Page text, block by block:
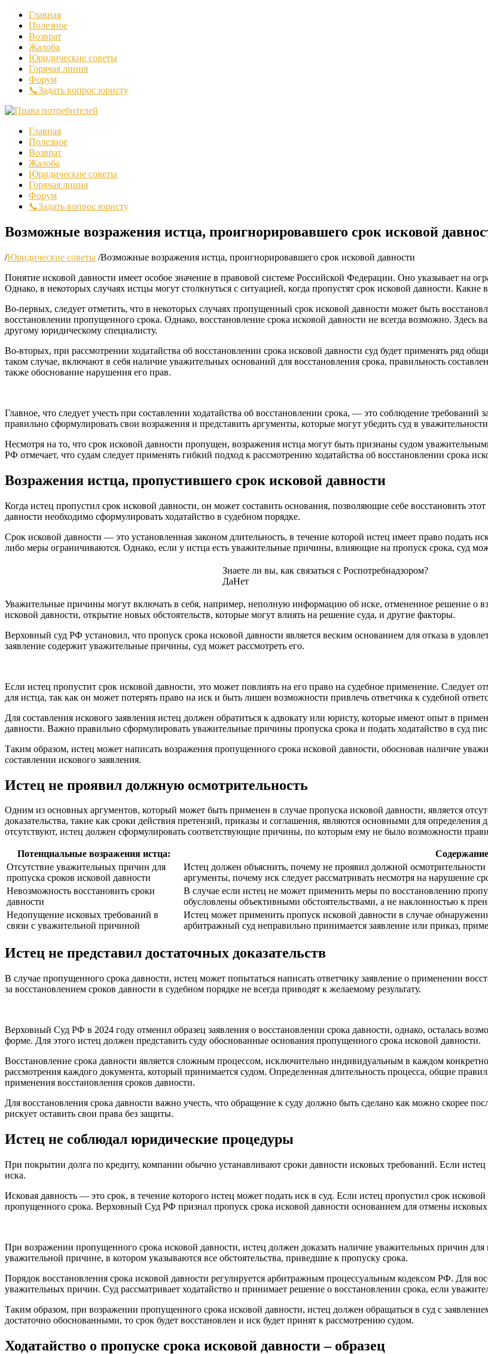
Главная
Полезное
Возврат
Жалоба
Юридические советы
Горячая линия
Форум
📞Задать вопрос юристу
Главная
Полезное
Возврат
Жалоба
Юридические советы
Горячая линия
Форум
📞Задать вопрос юристу
Возможные возражения истца, проигнорировавшего срок исковой
/Юридические советы /Возможные возражения истца, проигнорировавшего срок исковой давности
Понятие исковой давности имеет особое значение в правовой системе Российской Федерации. Оно указывает на
Однако, в некоторых случаях истцы могут столкнуться с ситуацией, когда пропустят срок исковой давности.
Во-первых, следует отметить, что в некоторых случаях пропущенный срок исковой давности может быть
восстановлении пропущенного срока. Однако, восстановление срока исковой давности не всегда возможно. Здесь
другому юридическому специалисту.
Во-вторых, при рассмотрении ходатайства об восстановлении срока исковой давности суд будет применять ряд
таком случае, включают в себя наличие уважительных оснований для восстановления срока, правильность
также обоснование нарушения его прав.
Главное, что следует учесть при составлении ходатайства об восстановлении срока, — это соблюдение
правильно сформулировать свои возражения и представить аргументы, которые могут убедить суд в уважительности
Несмотря на то, что срок исковой давности пропущен, возражения истца могут быть признаны судом
РФ отмечает, что судам следует применять гибкий подход к рассмотрению ходатайства об восстановлении срока
Возражения истца, пропустившего срок исковой давности
Когда истец пропустил срок исковой давности, он может составить основания, позволяющие себе восстановить
давности необходимо сформулировать ходатайство в судебном порядке.
Срок исковой давности — это установленная законом длительность, в течение которой истец имеет право подать
либо меры ограничиваются. Однако, если у истца есть уважительные причины, влияющие на пропуск срока, суд
Знаете ли вы, как связаться с Роспотребнадзором?
ДаНет
Уважительные причины могут включать в себя, например, неполную информацию об иске, отмененное решение о
исковой давности, открытие новых обстоятельств, которые могут влиять на решение суда, и другие факторы.
Верховный суд РФ установил, что пропуск срока исковой давности является веским основанием для отказа в
заявление содержит уважительные причины, суд может рассмотреть его.
Если истец пропустит срок исковой давности, это может повлиять на его право на судебное применение. Следует
для истца, так как он может потерять право на иск и быть лишен возможности привлечь ответчика к судебной
Для составления искового заявления истец должен обратиться к адвокату или юристу, которые имеют опыт в
давности. Важно правильно сформулировать уважительные причины пропуска срока и подать ходатайство в суд
Таким образом, истец может написать возражения пропущенного срока исковой давности, обосновав наличие
составлении искового заявления.
Истец не проявил должную осмотрительность
Одним из основных аргументов, который может быть применен в случае пропуска исковой давности, является
доказательства, такие как сроки действия претензий, приказы и соглашения, являются основными для
отсутствуют, истец должен сформулировать соответствующие причины, по которым ему не было возможности
Потенциальные возражения истца:
Отсутствие уважительных причин для
пропуска сроков исковой давности
Истец должен объяснить, почему не проявил должной
аргументы, почему иск следует рассматривать несмотря на нарушение
Невозможность восстановить сроки
давности
В случае если истец не может применить меры по восстановлению
обусловлены объективными обстоятельствами, а не наклонностью к
Недопущение исковых требований в
связи с уважительной причиной
Истец может применить пропуск исковой давности в случае
арбитражный суд неправильно принимается заявление или приказ,
Истец не представил достаточных доказательств
В случае пропущенного срока давности, истец может попытаться написать ответчику заявление о применении
за восстановлением сроков давности в судебном порядке не всегда приводят к желаемому результату.
Верховный Суд РФ в 2024 году отменил образец заявления о восстановлении срока давности, однако, осталась
форме. Для этого истец должен представить суду обоснованные основания пропущенного срока исковой давности.
Восстановление срока давности является сложным процессом, исключительно индивидуальным в каждом
рассмотрения каждого документа, который принимается судом. Определенная длительность процесса, общие
применения восстановления сроков давности.
Для восстановления срока давности важно учесть, что обращение к суду должно быть сделано как можно скорее
рискует оставить свои права без защиты.
Истец не соблюдал юридические процедуры
При покрытии долга по кредиту, компании обычно устанавливают сроки давности исковых требований. Если
иска.
Исковая давность — это срок, в течение которого истец может подать иск в суд. Если истец пропустил срок
пропущенного срока. Верховный Суд РФ признал пропуск срока исковой давности основанием для отмены
При возражении пропущенного срока исковой давности, истец должен доказать наличие уважительных причин для
уважительной причине, в котором указываются все обстоятельства, приведшие к пропуску срока.
Порядок восстановления срока исковой давности регулируется арбитражным процессуальным кодексом РФ. Для
уважительных причин. Суд рассматривает ходатайство и принимает решение о восстановлении срока, если
Таким образом, при возражении пропущенного срока исковой давности, истец должен обращаться в суд с
достаточно обоснованными, то срок будет восстановлен и иск будет принят к рассмотрению судом.
Ходатайство о пропуске срока исковой давности – образец